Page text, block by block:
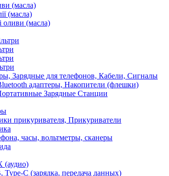
(масла)
(масла)
оливи (масла)
Зарядные для телефонов, Кабели, Сигналы
адаптеры, Накопители (флешки)
Зарядные Станции
прикуривателя, Прикуриватели
часы, вольтметры, сканеры
(аудио)
Type-C (зарядка, передача данных)